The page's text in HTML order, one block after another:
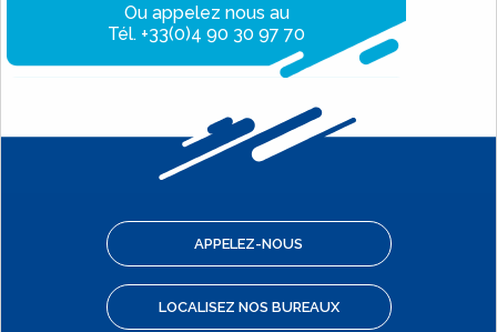
Ou appelez nous au
Tél. +33(0)4 90 30 97 70
APPELEZ-NOUS
LOCALISEZ NOS BUREAUX